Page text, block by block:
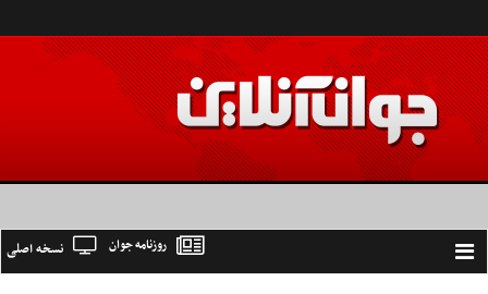
Toggle
نسخه اصلی روزنامه جوان